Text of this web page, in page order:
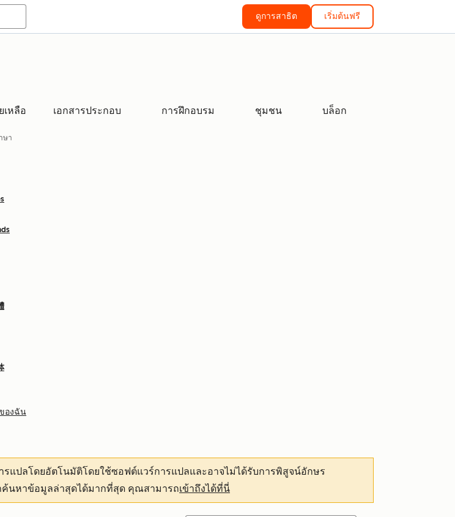
ดูการสาธิต เริ่มต้นฟรี
เหลือ เอกสารประกอบ การฝึกอบรม ชุมชน บล็อก
ษา
องฉัน
รแปลโดยอัตโนมัติโดยใช้ซอฟต์แวร์การแปลและอาจไม่ได้รับการพิสูจน์อักษร
นหาข้อมูลล่าสุดได้มากที่สุด คุณสามารถเข้าถึงได้ที่นี่